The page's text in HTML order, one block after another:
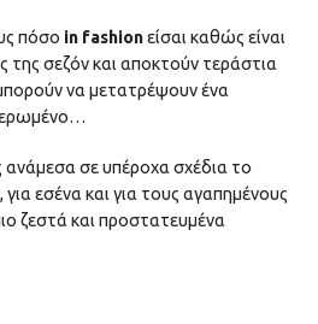
πόσο in fashionείσαι καθώς είναι
της σεζόν και αποκτούν τεράστια
να μετατρέψουν ένα
ανάμεσα σε υπέροχα σχέδια το
εσένα και για τους αγαπημένους
ζεστά και προστατευμένα